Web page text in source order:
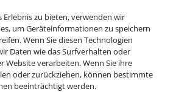
zu bieten, verwenden wir
um Geräteinformationen zu speichern
Wenn Sie diesen Technologien
Daten wie das Surfverhalten oder
Website verarbeiten. Wenn Sie ihre
oder zurückziehen, können bestimmte
beeinträchtigt werden.